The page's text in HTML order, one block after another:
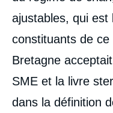
ajustables, qui est
constituants de
Bretagne
SME et la livre
dans la définition
de
de
la